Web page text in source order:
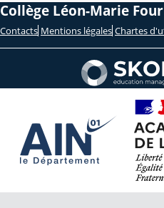
Collège Léon-Marie
Contacts Mentions légales Chartes